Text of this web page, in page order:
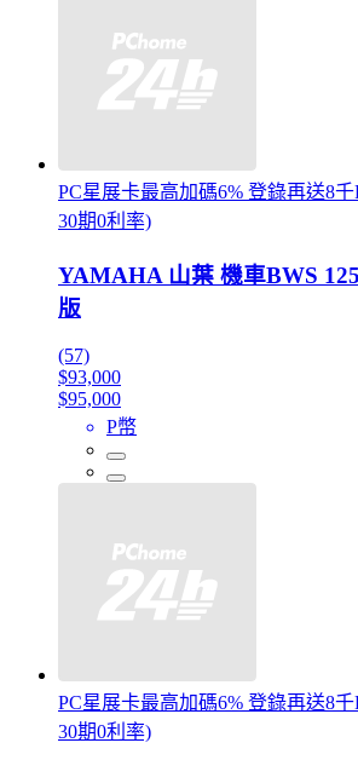
PC星展卡最高加碼6% 登錄再送8
30期0利率)
YAMAHA 山葉 機車BWS
版
(57)
$93,000
$95,000
P幣
PC星展卡最高加碼6% 登錄再送8
30期0利率)